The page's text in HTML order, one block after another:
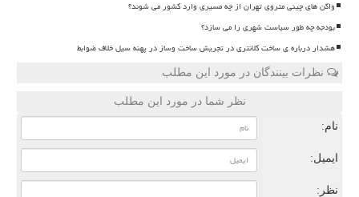
واگن های چینی متروی تهران از چه مسیری وارد کشور می شوند؟
بودجه چه طور سیاست شهری را می سازد؟
هشدار درباره ی ساخت کلانتری در تجریش ساخت وساز در پهنه سیل خلاف ضوابط
نظرات بینندگان در مورد این مطلب
نظر شما در مورد این مطلب
نام:
ایمیل:
نظر: